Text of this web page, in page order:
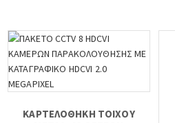
ΚΑΡΤΕΛΟΘΗΚΗ ΤΟΙΧΟΥ